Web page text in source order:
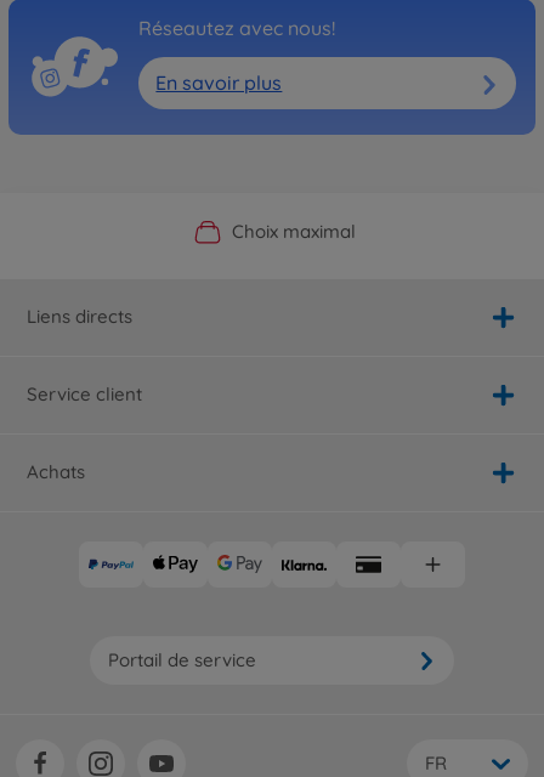
Réseautez avec nous!
En savoir plus
Boutique officielle du fabricant
Choix maximal
Service personnalisé
Livraison rapide
Liens directs
Service client
Achats
Portail de service
FR